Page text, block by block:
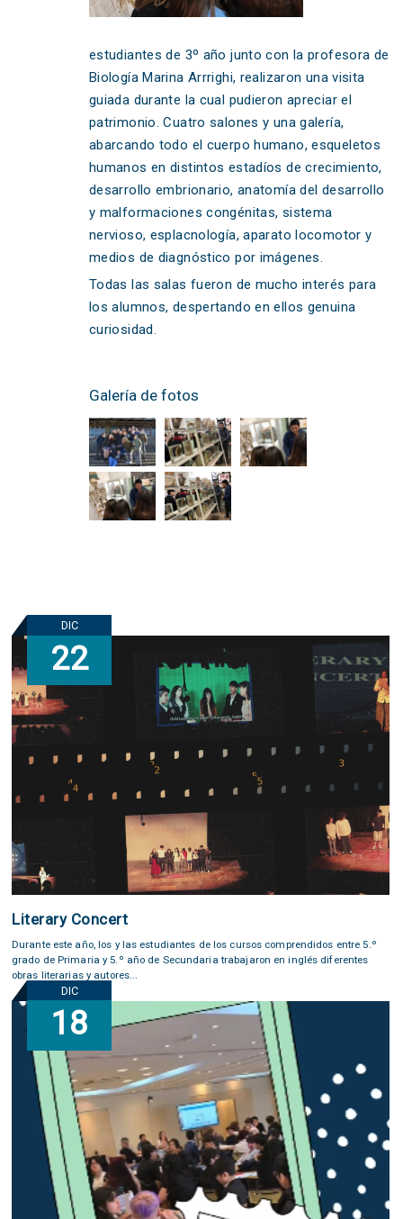
estudiantes de 3º año junto con la profesora de
Biología Marina Arrrighi, realizaron una visita
guiada durante la cual pudieron apreciar el
patrimonio. Cuatro salones y una galería,
abarcando todo el cuerpo humano, esqueletos
humanos en distintos estadíos de crecimiento,
desarrollo embrionario, anatomía del desarrollo
y malformaciones congénitas, sistema
nervioso, esplacnología, aparato locomotor y
medios de diagnóstico por imágenes.
Todas las salas fueron de mucho interés para
los alumnos, despertando en ellos genuina
curiosidad.
Galería de fotos
DIC
22
Literary Concert
Durante este año, los y las estudiantes de los cursos comprendidos entre 5.º
grado de Primaria y 5.º año de Secundaria trabajaron en inglés diferentes
obras literarias y autores...
DIC
18